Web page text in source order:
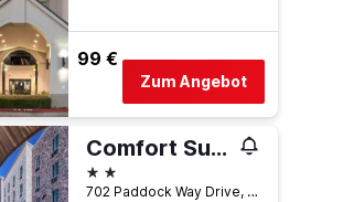
99 €
Zum Angebot
Comfort Suites Grand Prairie - Arlington North
2 Sterne
702 Paddock Way Drive, Grand Prairie, TX, USA